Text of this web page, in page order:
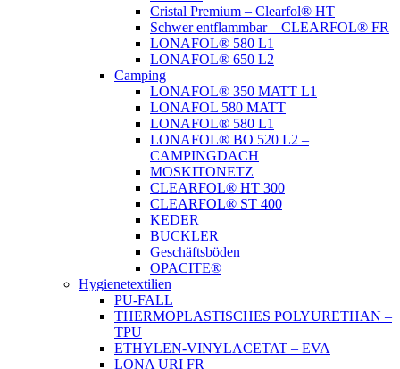
Cristal Premium – Clearfol® HT
Schwer entflammbar – CLEARFOL® FR
LONAFOL® 580 L1
LONAFOL® 650 L2
Camping
LONAFOL® 350 MATT L1
LONAFOL 580 MATT
LONAFOL® 580 L1
LONAFOL® BO 520 L2 –
CAMPINGDACH
MOSKITONETZ
CLEARFOL® HT 300
CLEARFOL® ST 400
KEDER
BUCKLER
Geschäftsböden
OPACITE®
Hygienetextilien
PU-FALL
THERMOPLASTISCHES POLYURETHAN –
TPU
ETHYLEN-VINYLACETAT – EVA
LONA URI FR